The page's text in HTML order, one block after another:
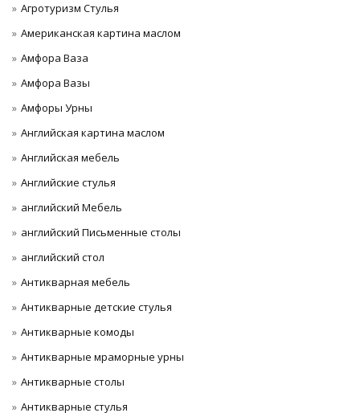
Агротуризм Стулья
Американская картина маслом
Амфора Ваза
Амфора Вазы
Амфоры Урны
Английская картина маслом
Английская мебель
Английские стулья
английский Мебель
английский Письменные столы
английский стол
Антикварная мебель
Антикварные детские стулья
Антикварные комоды
Антикварные мраморные урны
Антикварные столы
Антикварные стулья